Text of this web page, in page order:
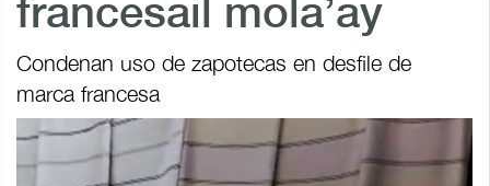
francesail mola’ay
Condenan uso de zapotecas en desfile de
marca francesa